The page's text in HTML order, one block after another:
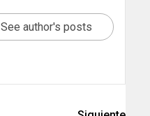
See author's posts